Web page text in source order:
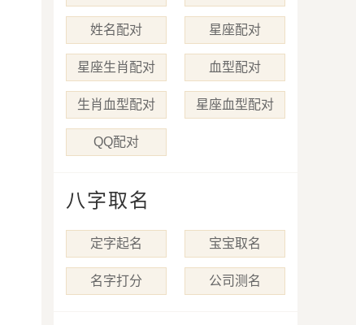
姓名配对 星座配对
星座生肖配对 血型配对
生肖血型配对 星座血型配对
QQ配对
八字取名
定字起名 宝宝取名
名字打分 公司测名